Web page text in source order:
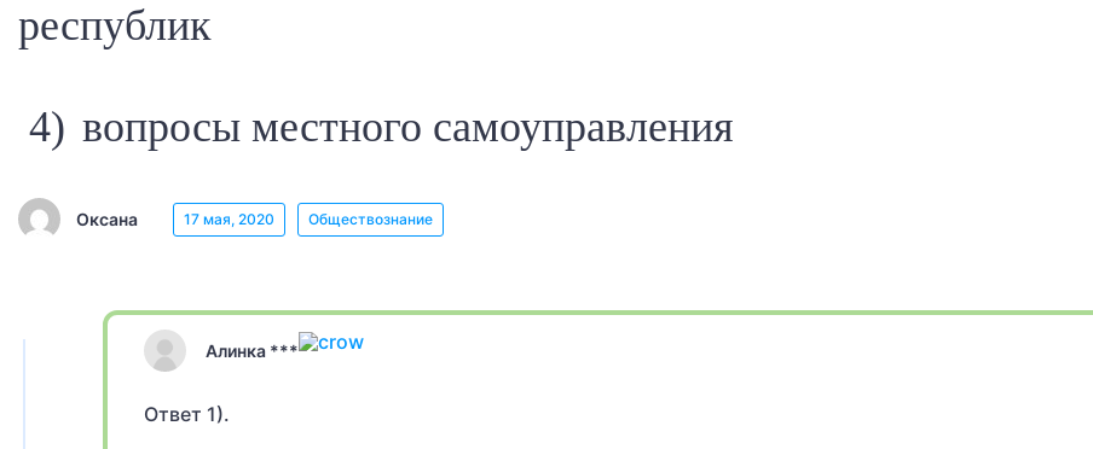
республик
4) вопросы местного самоуправления
Оксана 17 мая, 2020 Обществознание
Алинка ***
Ответ 1).